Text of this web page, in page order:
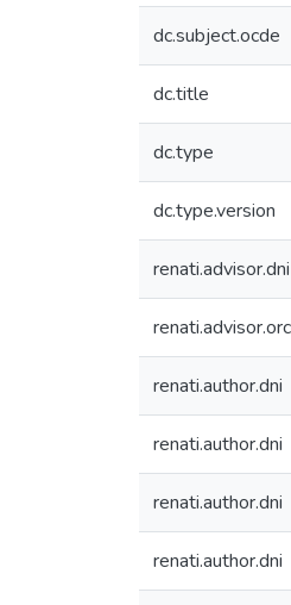
dc.subject.ocde
dc.title
dc.type
dc.type.version
renati.advisor.dni
renati.author.dni
renati.author.dni
renati.author.dni
renati.author.dni